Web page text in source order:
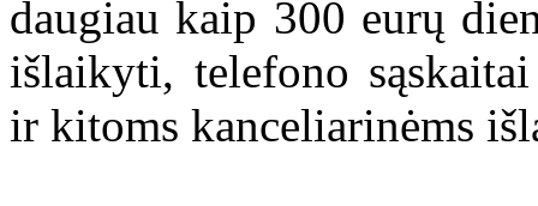
daugiau kaip 300 eurų
išlaikyti, telefono
ir kitoms kanceliarinėms